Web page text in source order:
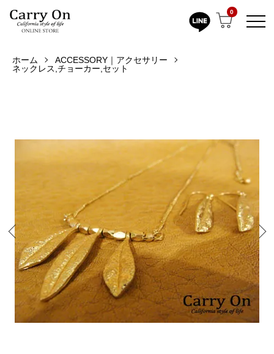
0
ホーム
ACCESSORY｜アクセサリー
ネックレス,チョーカー,セット